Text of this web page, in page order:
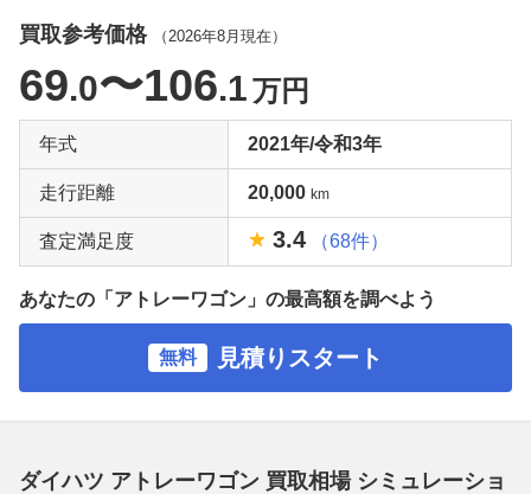
買取参考価格 （ 2026年8月 現在）
69.0〜106.1万円
年式 2021年/令和3年
走行距離 20,000 km
査定満足度 3.4 （68件）
あなたの「アトレーワゴン」の最高額を調べよう
無料 見積りスタート
ダイハツ アトレーワゴン 買取相場 シミュレーショ